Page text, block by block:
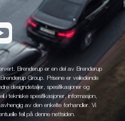
Brenderup er en del av Brenderup
Group. Prisene er veiledende
designdetaljer, spesifikasjoner og
i tekniske spesifikasjoner, informasjon,
av den enkelte forhandler. Vi
feil på denne nettsiden.